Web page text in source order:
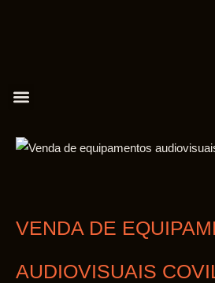
VENDA DE
AUDIOVISUAIS